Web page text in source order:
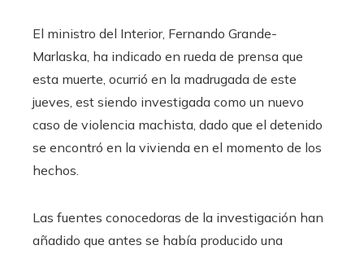
El ministro del Interior, Fernando Grande-
Marlaska, ha indicado en rueda de prensa que
esta muerte, ocurrió en la madrugada de este
jueves, est siendo investigada como un nuevo
caso de violencia machista, dado que el detenido
se encontró en la vivienda en el momento de los
hechos.
Las fuentes conocedoras de la investigación han
añadido que antes se había producido una